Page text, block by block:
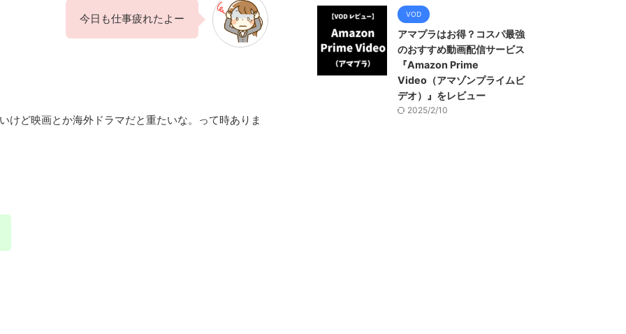
今日も仕事疲れたよー
けど映画とか海外ドラマだと重たいな。って時ありま
VOD
アマプラはお得？コスパ最強
のおすすめ動画配信サービス
『Amazon Prime
Video（アマゾンプライムビ
デオ）』をレビュー
2025/2/10